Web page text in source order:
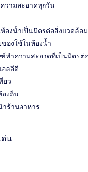
วามสะอาดทุกวัน
องน้ำเป็นมิตรต่อสิ่งแวดล้อม
ของใช้ในห้องน้ำ
ำความสะอาดที่เป็นมิตรต่
ลอีดี
ยว
องถิ่น
ร้านอาหาร
ด่น